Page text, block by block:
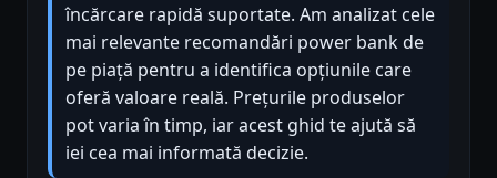
încărcare rapidă suportate. Am analizat cele
mai relevante recomandări power bank de
pe piață pentru a identifica opțiunile care
oferă valoare reală. Prețurile produselor
pot varia în timp, iar acest ghid te ajută să
iei cea mai informată decizie.